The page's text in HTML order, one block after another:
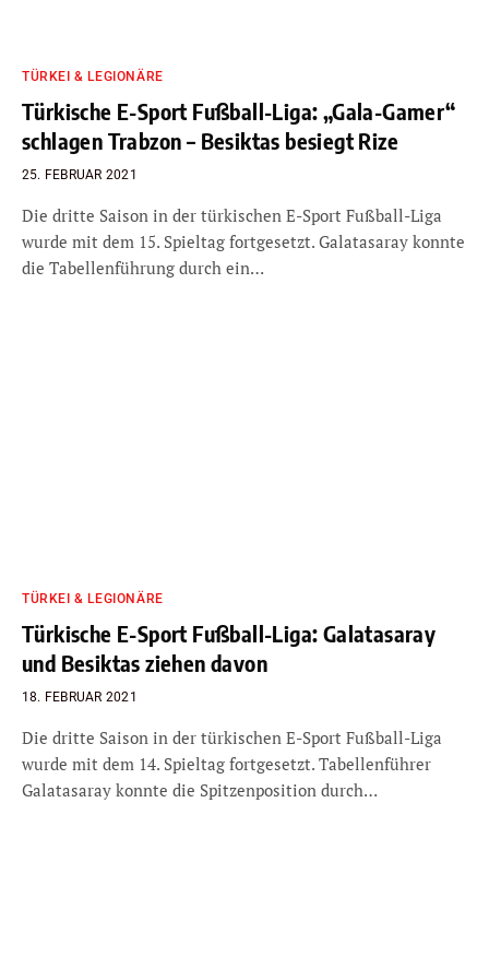
TÜRKEI & LEGIONÄRE
Türkische E-Sport Fußball-Liga: „Gala-Gamer“
schlagen Trabzon – Besiktas besiegt Rize
25. FEBRUAR 2021
Die dritte Saison in der türkischen E-Sport Fußball-Liga
wurde mit dem 15. Spieltag fortgesetzt. Galatasaray konnte
die Tabellenführung durch ein…
TÜRKEI & LEGIONÄRE
Türkische E-Sport Fußball-Liga: Galatasaray
und Besiktas ziehen davon
18. FEBRUAR 2021
Die dritte Saison in der türkischen E-Sport Fußball-Liga
wurde mit dem 14. Spieltag fortgesetzt. Tabellenführer
Galatasaray konnte die Spitzenposition durch…